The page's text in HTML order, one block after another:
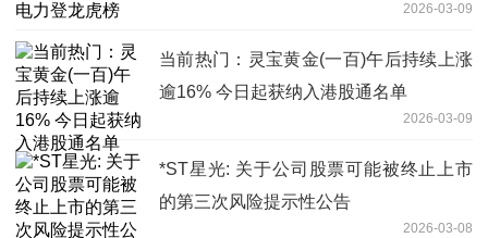
2026-03-09
当前热门：灵宝黄金(一百)午后持续上涨
逾16% 今日起获纳入港股通名单
2026-03-09
*ST星光: 关于公司股票可能被终止上市
的第三次风险提示性公告
2026-03-08